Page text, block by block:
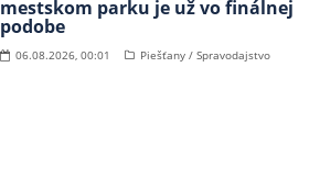
mestskom parku je už vo finálnej
podobe
06.08.2026, 00:01 Piešťany / Spravodajstvo